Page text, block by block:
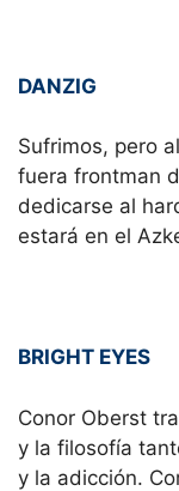
DANZIG
Sufrimos, pero
fuera frontman
dedicarse al
estará en el
BRIGHT EYES
Conor Oberst
y la filosofía
y la adicción.